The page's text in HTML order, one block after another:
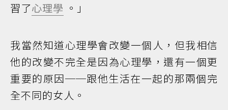
習了心理學 。」
我當然知道心理學會改變一個人，但我相信
他的改變不完全是因為心理學，還有一個更
重要的原因──跟他生活在一起的那兩個完
全不同的女人。